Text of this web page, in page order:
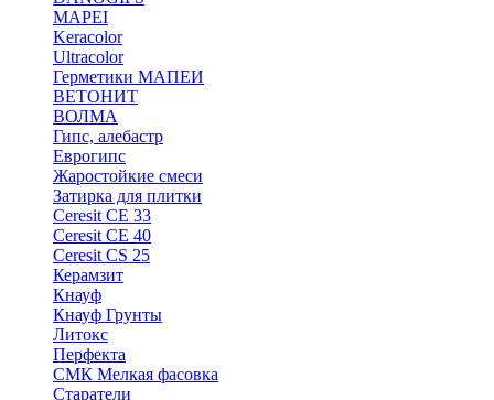
MAPEI
Keracolor
Ultracolor
Герметики МАПЕИ
ВЕТОНИТ
ВОЛМА
Гипс, алебастр
Еврогипс
Жаростойкие смеси
Затирка для плитки
Ceresit CE 33
Ceresit CE 40
Ceresit CS 25
Керамзит
Кнауф
Кнауф Грунты
Литокс
Перфекта
СМК Мелкая фасовка
Старатели